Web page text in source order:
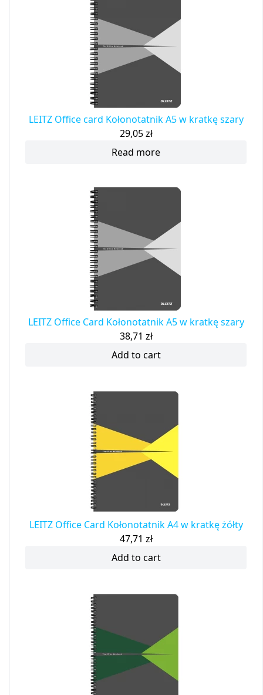
LEITZ Office card Kołonotatnik A5 w kratkę szary
29,05zł
Read more
LEITZ Office Card Kołonotatnik A5 w kratkę szary
38,71 zł
Add to cart
LEITZ Office Card Kołonotatnik A4 w kratkę żółty
47,71 zł
Add to cart